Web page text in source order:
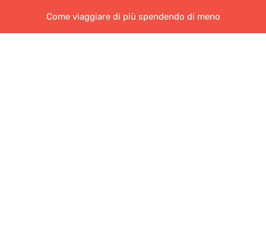
Come viaggiare di più spendendo di meno